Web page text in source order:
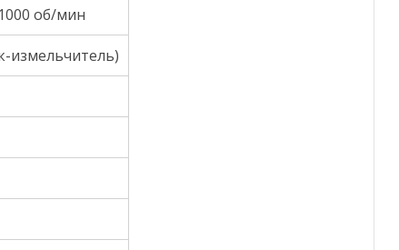
об/мин
измельчитель)